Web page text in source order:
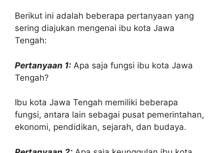
Berikut ini adalah beberapa pertanyaan yang
sering diajukan mengenai ibu kota Jawa
Tengah:
Pertanyaan 1: Apa saja fungsi ibu kota Jawa
Tengah?
Ibu kota Jawa Tengah memiliki beberapa
fungsi, antara lain sebagai pusat pemerintahan,
ekonomi, pendidikan, sejarah, dan budaya.